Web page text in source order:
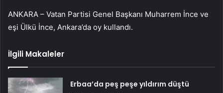
ANKARA – Vatan Partisi Genel Başkanı Muharrem İnce ve
eşi Ülkü İnce, Ankara’da oy kullandı.
İlgili Makaleler
Erbaa’da peş peşe yıldırım düştü